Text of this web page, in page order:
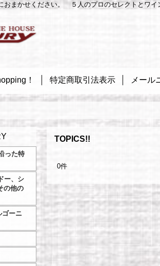
かせください。 ５人のプロのセレクトとワイ
！ 特定商取引法表示 メール
った特
ー、シ
の他の
ゴーニ
TOPICS!!
0件